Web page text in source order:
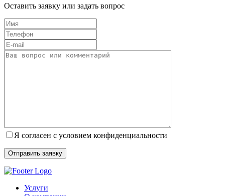
Оставить заявку или задать вопрос
Я согласен с условием конфиденциальности
Услуги